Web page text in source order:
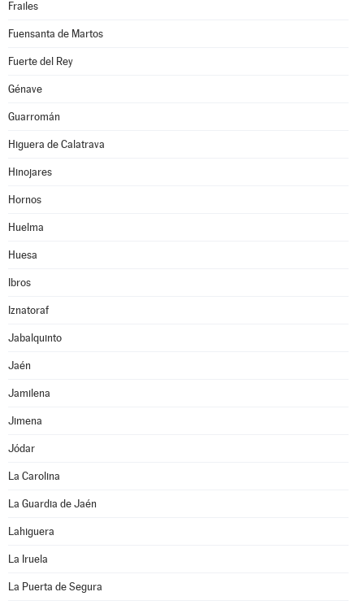
Frailes
Fuensanta de Martos
Fuerte del Rey
Génave
Guarromán
Higuera de Calatrava
Hinojares
Hornos
Huelma
Huesa
Ibros
Iznatoraf
Jabalquinto
Jaén
Jamilena
Jimena
Jódar
La Carolina
La Guardia de Jaén
Lahiguera
La Iruela
La Puerta de Segura